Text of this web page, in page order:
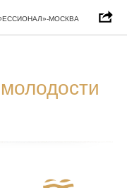
МОСКВА